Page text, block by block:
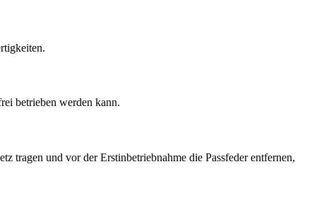
betrieben werden kann.
tragen und vor der Erstinbetriebnahme die Passfeder entfernen,